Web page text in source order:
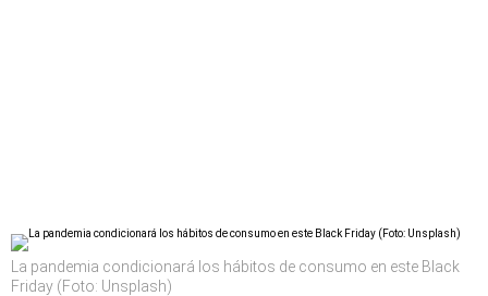
La pandemia condicionará los hábitos de consumo en este Black
Friday (Foto: Unsplash)